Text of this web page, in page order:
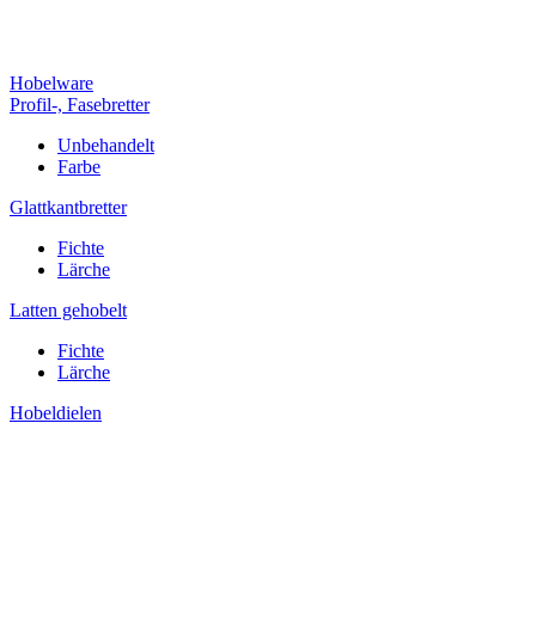
Hobelware
Profil-, Fasebretter
Unbehandelt
Farbe
Glattkantbretter
Fichte
Lärche
Latten gehobelt
Fichte
Lärche
Hobeldielen